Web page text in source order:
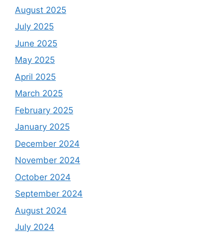
August 2025
July 2025
June 2025
May 2025
April 2025
March 2025
February 2025
January 2025
December 2024
November 2024
October 2024
September 2024
August 2024
July 2024